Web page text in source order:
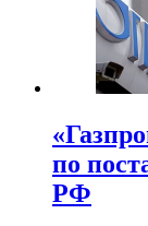
по
РФ